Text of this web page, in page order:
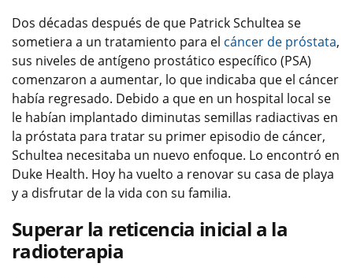
Dos décadas después de que Patrick Schultea se
sometiera a un tratamiento para el cáncer de próstata,
sus niveles de antígeno prostático específico (PSA)
comenzaron a aumentar, lo que indicaba que el cáncer
había regresado. Debido a que en un hospital local se
le habían implantado diminutas semillas radiactivas en
la próstata para tratar su primer episodio de cáncer,
Schultea necesitaba un nuevo enfoque. Lo encontró en
Duke Health. Hoy ha vuelto a renovar su casa de playa
y a disfrutar de la vida con su familia.
Superar la reticencia inicial a la
radioterapia